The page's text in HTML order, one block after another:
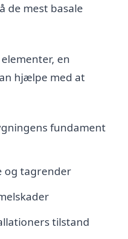
de mest basale
en
hjælpe med at
fundament
og tagrender
tilstand